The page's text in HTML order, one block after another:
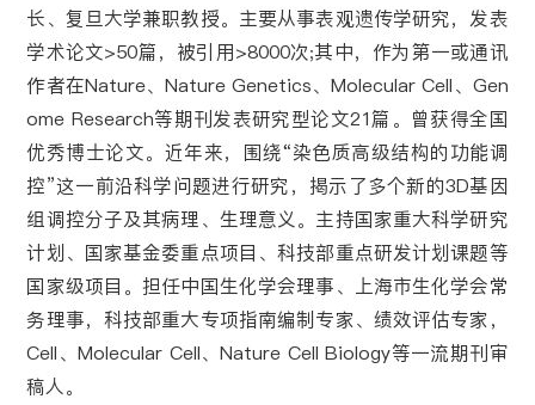
长、复旦大学兼职教授。主要从事表观遗传学研究，发表
学术论文>50篇，被引用>8000次;其中，作为第一或通讯
作者在Nature、 Nature Genetics、Molecular Cell、 Gen
ome Research等期刊发表研究型论文21篇。曾获得全国
优秀博士论文。近年来，围绕“染色质高级结构的功能调
控”这一前沿科学问题进行研究，揭示了多个新的3D基因
组调控分子及其病理、生理意义。主持国家重大科学研究
计划、国家基金委重点项目、科技部重点研发计划课题等
国家级项目。担任中国生化学会理事、上海市生化学会常
务理事，科技部重大专项指南编制专家、绩效评估专家，
Cell、Molecular Cell、Nature Cell Biology等一流期刊审
稿人。